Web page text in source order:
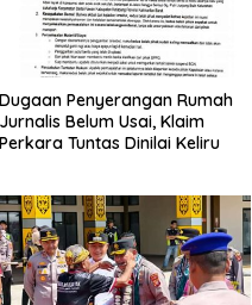
Dugaan Penyerangan Rumah
Jurnalis Belum Usai, Klaim
Perkara Tuntas Dinilai Keliru